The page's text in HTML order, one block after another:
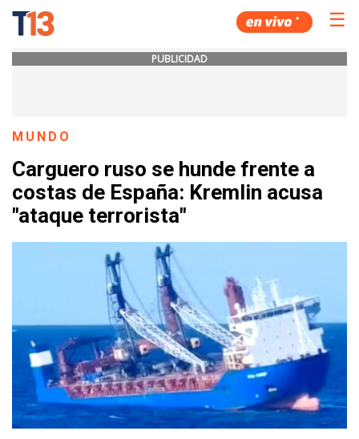
☰
PUBLICIDAD
MUNDO
Carguero ruso se hunde frente a
costas de España: Kremlin acusa
"ataque terrorista"